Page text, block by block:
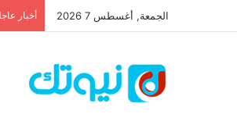
الجمعة, أغسطس 7 2026 أخبار